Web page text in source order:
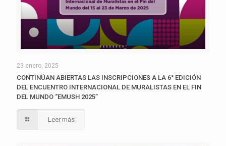
23 enero, 2025
CONTINÚAN ABIERTAS LAS INSCRIPCIONES A LA 6° EDICIÓN
DEL ENCUENTRO INTERNACIONAL DE MURALISTAS EN EL FIN
DEL MUNDO “EMUSH 2025”
Leer más